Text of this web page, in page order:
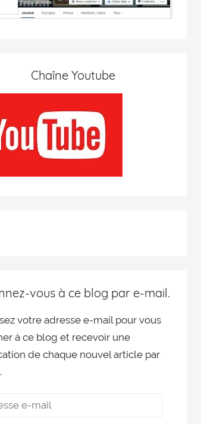
Chaîne Youtube
vous à ce blog par e-mail.
votre adresse e-mail pour vous
à ce blog et recevoir une
de chaque nouvel article par